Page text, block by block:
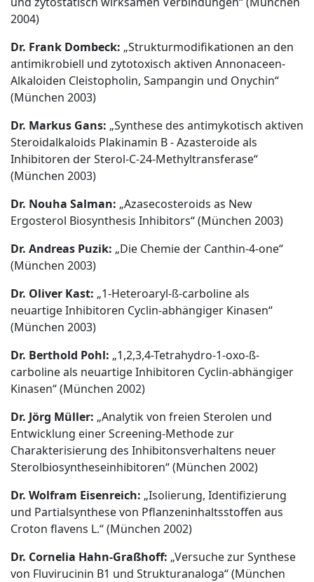
2004)
Dr. Frank Dombeck: „Strukturmodifikationen an den
antimikrobiell und zytotoxisch aktiven Annonaceen-
Alkaloiden Cleistopholin, Sampangin und Onychin“
(München 2003)
Dr. Markus Gans: „Synthese des antimykotisch aktiven
Steroidalkaloids Plakinamin B - Azasteroide als
Inhibitoren der Sterol-C-24-Methyltransferase“
(München 2003)
Dr. Nouha Salman: „Azasecosteroids as New
Ergosterol Biosynthesis Inhibitors“ (München 2003)
Dr. Andreas Puzik: „Die Chemie der Canthin-4-one“
(München 2003)
Dr. Oliver Kast: „1-Heteroaryl-ß-carboline als
neuartige Inhibitoren Cyclin-abhängiger Kinasen“
(München 2003)
Dr. Berthold Pohl: „1,2,3,4-Tetrahydro-1-oxo-ß-
carboline als neuartige Inhibitoren Cyclin-abhängiger
Kinasen“ (München 2002)
Dr. Jörg Müller: „Analytik von freien Sterolen und
Entwicklung einer Screening-Methode zur
Charakterisierung des Inhibitonsverhaltens neuer
Sterolbiosyntheseinhibitoren“ (München 2002)
Dr. Wolfram Eisenreich: „Isolierung, Identifizierung
und Partialsynthese von Pflanzeninhaltsstoffen aus
Croton flavens L.“ (München 2002)
Dr. Cornelia Hahn-Graßhoff: „Versuche zur Synthese
von Fluvirucinin B1 und Strukturanaloga“ (München